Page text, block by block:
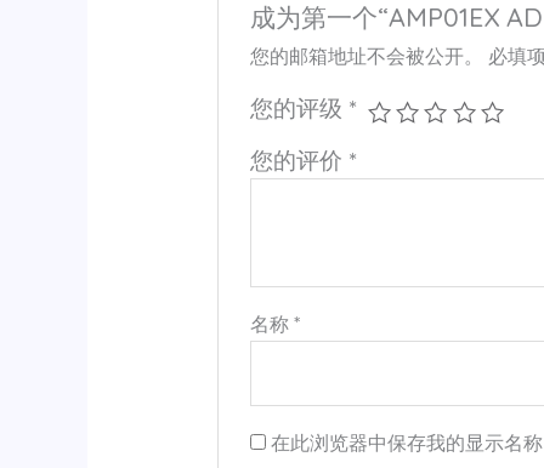
成为第一个“AMP01EX
您的邮箱地址不会被公开。 必填
您的评级 *
您的评价 *
名称*
在此浏览器中保存我的显示名